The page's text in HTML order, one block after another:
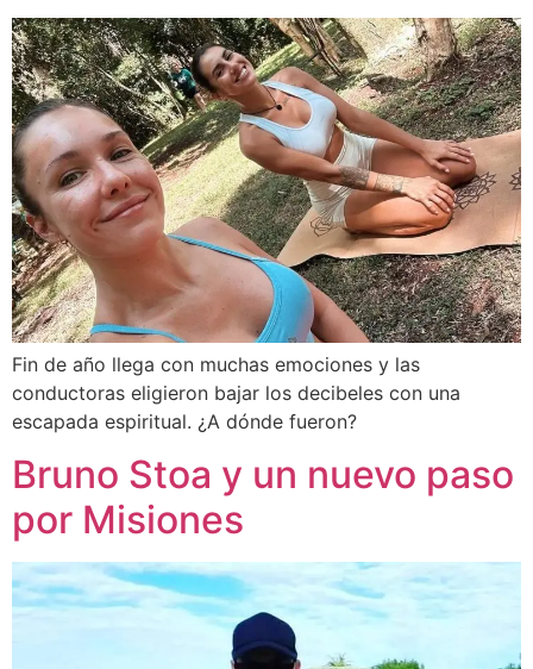
Fin de año llega con muchas emociones y las
conductoras eligieron bajar los decibeles con una
escapada espiritual. ¿A dónde fueron?
Bruno Stoa y un nuevo paso
por Misiones